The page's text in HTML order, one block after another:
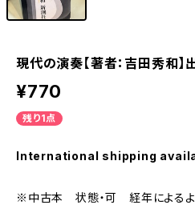
現代の演奏【著者：吉田秀和
¥770
残り1点
International shipping
※中古本 状態・可 経年によるよれ